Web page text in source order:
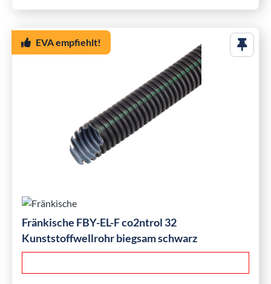
EVA empfiehlt!
Fränkische FBY-EL-F co2ntrol 32
Kunststoffwellrohr biegsam schwarz